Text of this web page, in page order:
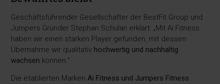
Geschäftsführender Gesellschafter der BestFit Group und
Jumpers Gründer Stephan Schulan erklärt: „Mit Ai Fitness
haben wir einen starken Player gefunden, mit dessen
Übernahme wir qualitativ hochwertig und nachhaltig
wachsen können.“
Die etablierten MarkenAi Fitness und Jumpers Fitness